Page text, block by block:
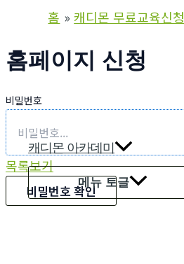
캐디몬 아카데미
메뉴 토글
홈 캐디몬 무료교육신청
홈페이지 신청
비밀번호
목록보기
비밀번호 확인